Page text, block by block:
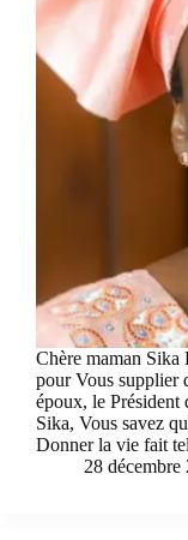
Chère maman Sika
pour Vous supplier
époux, le Président
Sika, Vous savez
Donner la vie fait
28 décembre